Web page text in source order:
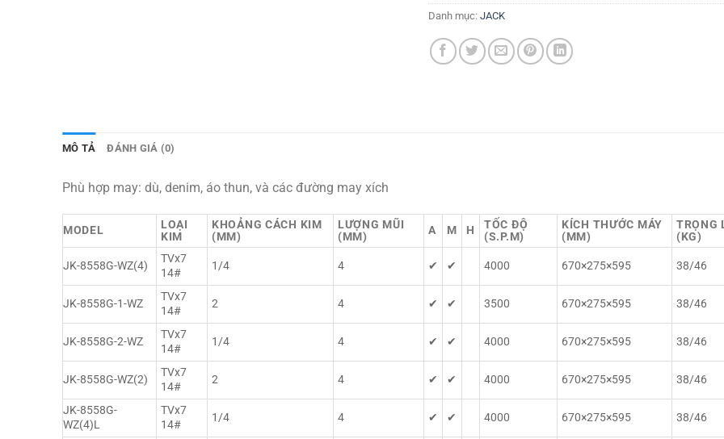
Danh mục:JACK
MÔ TẢ ĐÁNH GIÁ (0)
Phù hợp may: dù, denim, áo thun, và các đường may xích
MODEL
LOẠI
KIM
KHOẢNG CÁCH KIM
(MM)
LƯỢNG MŨI
(MM)
A M H
TỐC ĐỘ
(S.P.M)
KÍCH THƯỚC MÁY
(MM)
TRỌNG
(KG)
JK-8558G-WZ(4)
TVx7
14#
1/4 4 ✔ ✔ 4000 670×275×595 38/46
JK-8558G-1-WZ
TVx7
14#
2 4 ✔ ✔ 3500 670×275×595 38/46
JK-8558G-2-WZ
TVx7
14#
1/4 4 ✔ ✔ 4000 670×275×595 38/46
JK-8558G-WZ(2)
TVx7
14#
2 4 ✔ ✔ 4000 670×275×595 38/46
JK-8558G-
WZ(4)L
TVx7
14#
1/4 4 ✔ ✔ 4000 670×275×595 38/46